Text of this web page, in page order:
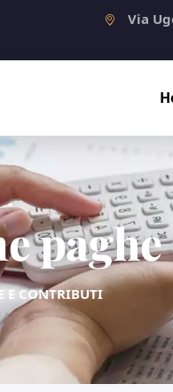
Via
E CONTRIBUTI